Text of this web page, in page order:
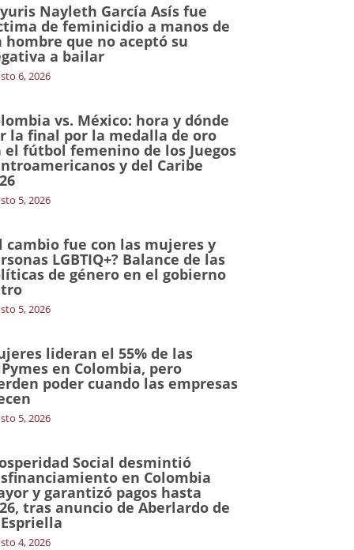
Nayleth García Asís fue
de feminicidio a manos de
hombre que no aceptó su
a bailar
6, 2026
vs. México: hora y dónde
la final por la medalla de oro
el fútbol femenino de los Juegos
y del Caribe
5, 2026
cambio fue con las mujeres y
LGBTIQ+? Balance de las
de género en el gobierno
5, 2026
lideran el 55% de las
en Colombia, pero
poder cuando las empresas
5, 2026
Social desmintió
en Colombia
y garantizó pagos hasta
tras anuncio de Aberlardo de
4, 2026